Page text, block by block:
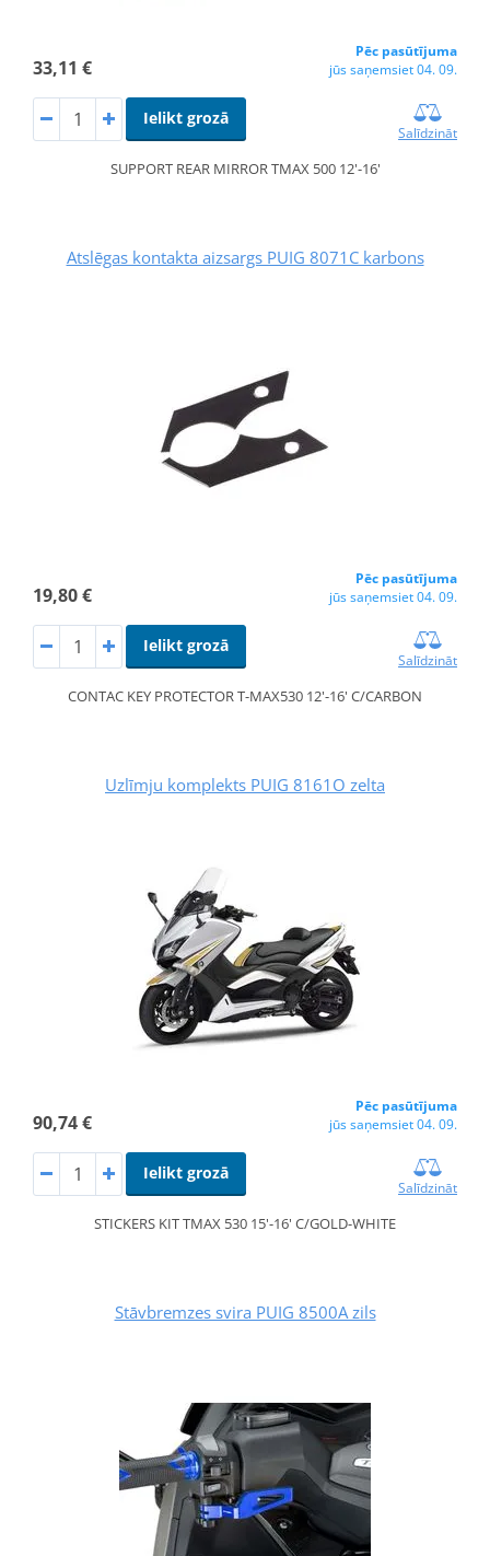
33,11 €
Pēc pasūtījuma
jūs saņemsiet 04. 09.
Ielikt grozā
Salīdzināt
SUPPORT REAR MIRROR TMAX 500 12'-16'
Atslēgas kontakta aizsargs PUIG 8071C karbons
19,80 €
Pēc pasūtījuma
jūs saņemsiet 04. 09.
Ielikt grozā
Salīdzināt
CONTAC KEY PROTECTOR T-MAX530 12'-16' C/CARBON
Uzlīmju komplekts PUIG 8161O zelta
90,74 €
Pēc pasūtījuma
jūs saņemsiet 04. 09.
Ielikt grozā
Salīdzināt
STICKERS KIT TMAX 530 15'-16' C/GOLD-WHITE
Stāvbremzes svira PUIG 8500A zils